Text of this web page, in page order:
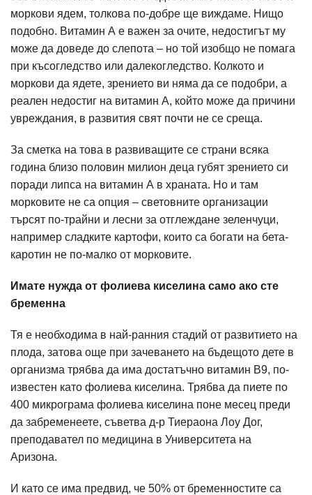
моркови ядем, толкова по-добре ще виждаме. Нищо
подобно. Витамин А е важен за очите, недостигът му
може да доведе до слепота – но той изобщо не помага
при късогледство или далекогледство. Колкото и
моркови да ядете, зрението ви няма да се подобри, а
реален недостиг на витамин А, който може да причини
увреждания, в развития свят почти не се среща.
За сметка на това в развиващите се страни всяка
година близо половин милион деца губят зрението си
поради липса на витамин А в храната. Но и там
морковите не са опция – световните организации
търсят по-трайни и лесни за отглеждане зеленчуци,
например сладките картофи, които са богати на бета-
каротин не по-малко от морковите.
Имате нужда от фолиева киселина само ако сте
бременна
Тя е необходима в най-ранния стадий от развитието на
плода, затова още при зачеването на бъдещото дете в
организма трябва да има достатъчно витамин В9, по-
известен като фолиева киселина. Трябва да пиете по
400 микрограма фолиева киселина поне месец преди
да забременеете, съветва д-р Тиераона Лоу Дог,
преподавател по медицина в Университета на
Аризона.
И като се има предвид, че 50% от бременностите са